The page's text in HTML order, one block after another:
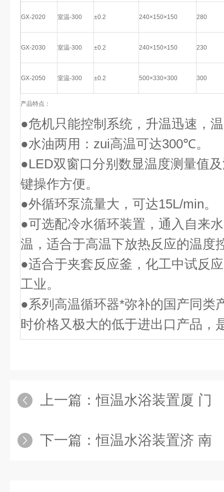
GX-2020 室温-300 ±0.2 240×150×150 280
GX-2030 室温-300 ±0.2 240×150×150 230
GX-2050 室温-300 ±0.2 500×330×300 300
产品特点：
●危机只能控制系统，升温迅速，
●水油两用：zui高温可达300℃。
●LED双窗口分别数显温度测量值
键操作方便。
●外循环泵流量大，可达15L/min。
●可选配冷水循环装置，通入自来
温，适合于高温下放热反应的温度
●适合于夹套反应釜，化工中试反
工业。
●系列高温循环器*弥补的国产同类
时价格又极大的低于进出口产品，
上一篇：恒温水浴装置厦 门
下一篇：恒温水浴装置济 南